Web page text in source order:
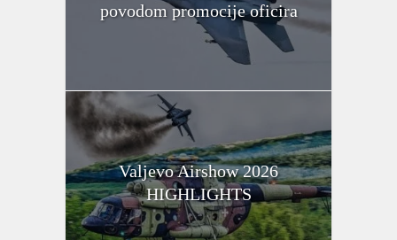
povodom promocije oficira
Valjevo Airshow 2026
HIGHLIGHTS